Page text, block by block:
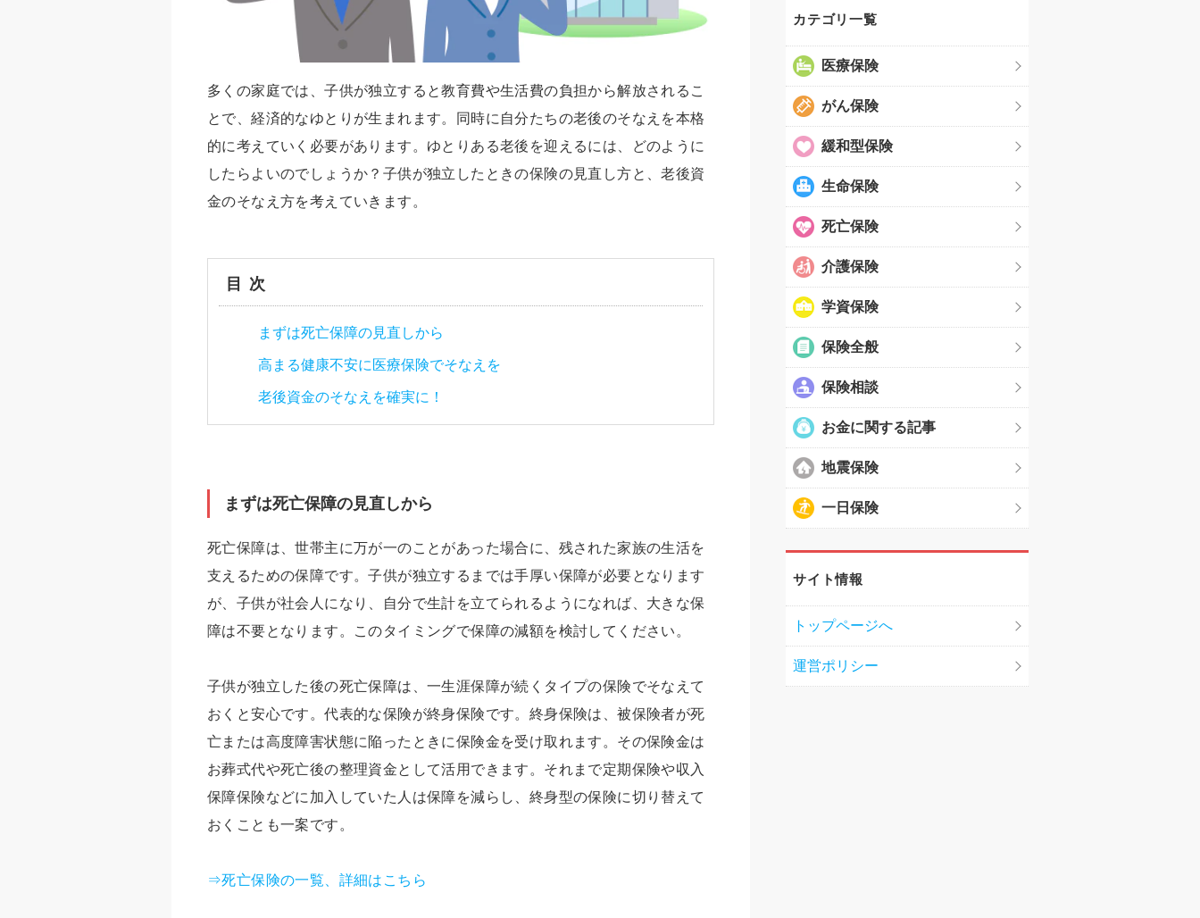
多くの家庭では、子供が独立すると教育費や生活費の負担から解放されるこ
とで、経済的なゆとりが生まれます。同時に自分たちの老後のそなえを本格
的に考えていく必要があります。ゆとりある老後を迎えるには、どのように
したらよいのでしょうか？子供が独立したときの保険の見直し方と、老後資
金のそなえ方を考えていきます。
目次
まずは死亡保障の見直しから
高まる健康不安に医療保険でそなえを
老後資金のそなえを確実に！
まずは死亡保障の見直しから
死亡保障は、世帯主に万が一のことがあった場合に、残された家族の生活を
支えるための保障です。子供が独立するまでは手厚い保障が必要となります
が、子供が社会人になり、自分で生計を立てられるようになれば、大きな保
障は不要となります。このタイミングで保障の減額を検討してください。
子供が独立した後の死亡保障は、一生涯保障が続くタイプの保険でそなえて
おくと安心です。代表的な保険が終身保険です。終身保険は、被保険者が死
亡または高度障害状態に陥ったときに保険金を受け取れます。その保険金は
お葬式代や死亡後の整理資金として活用できます。それまで定期保険や収入
保障保険などに加入していた人は保障を減らし、終身型の保険に切り替えて
おくことも一案です。
⇒死亡保険の一覧、詳細はこちら
カテゴリ一覧
医療保険
がん保険
緩和型保険
生命保険
死亡保険
介護保険
学資保険
保険全般
保険相談
お金に関する記事
地震保険
一日保険
サイト情報
トップページへ
運営ポリシー